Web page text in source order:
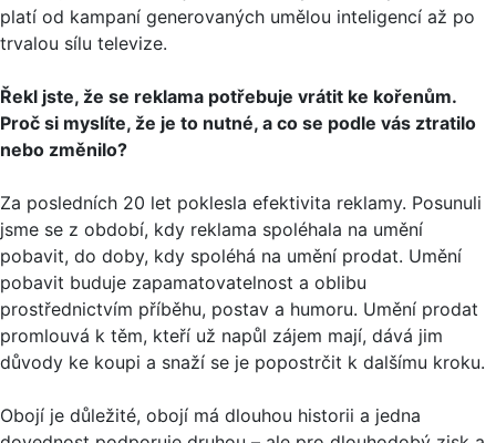
platí od kampaní generovaných umělou inteligencí až po
trvalou sílu televize.
Řekl jste, že se reklama potřebuje vrátit ke kořenům.
Proč si myslíte, že je to nutné, a co se podle vás ztratilo
nebo změnilo?
Za posledních 20 let poklesla efektivita reklamy. Posunuli
jsme se z období, kdy reklama spoléhala na umění
pobavit, do doby, kdy spoléhá na umění prodat. Umění
pobavit buduje zapamatovatelnost a oblibu
prostřednictvím příběhu, postav a humoru. Umění prodat
promlouvá k těm, kteří už napůl zájem mají, dává jim
důvody ke koupi a snaží se je popostrčit k dalšímu kroku.
Obojí je důležité, obojí má dlouhou historii a jedna